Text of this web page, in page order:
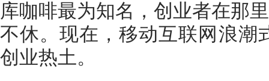
库咖啡最为知名，创业者在那
不休。现在，移动互联网浪潮
创业热土。